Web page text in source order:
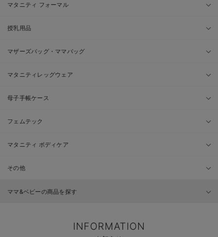
マタニティ フォーマル
授乳用品
マザーズバッグ・ママバッグ
マタニティレッグウェア
母子手帳ケース
フェムテック
マタニティ ボディケア
その他
ママ&ベビーの商品を探す
INFORMATION